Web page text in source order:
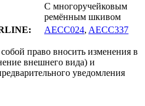
С многоручейковым
ремённым шкивом
AECC024, AECC337
право вносить изменения в
внешнего вида) и
уведомления